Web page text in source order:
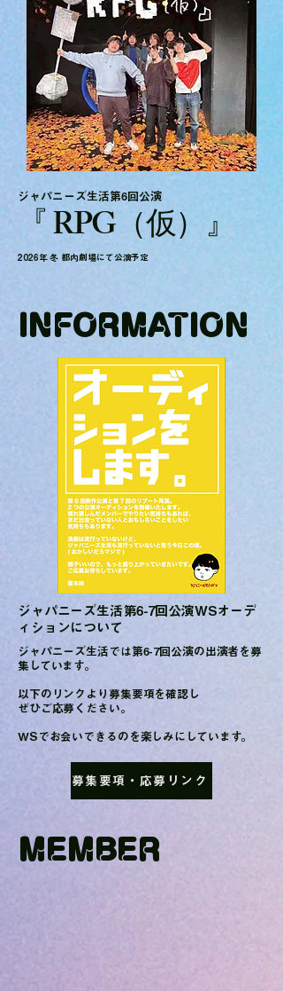
ジャパニーズ生活第6回公演​
『 RPG（仮）』
2026年 冬 都内劇場にて公演予定
INFORMATION
ジャパニーズ生活第6-7回公演WSオーデ
ィションについて
ジャパニーズ生活では第6-7回公演の出演者を募
集しています。
以下のリンクより募集要項を確認し
ぜひご応募ください。
​WSでお会いできるのを楽しみにしています。
募集要項・応募リンク
MEMBER